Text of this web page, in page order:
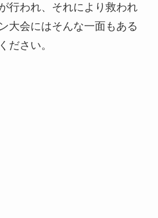
行われ、それにより救われ
大会にはそんな一面もある
ださい。